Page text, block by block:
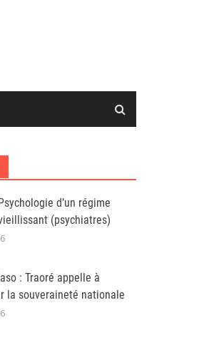
d’un régime
(psychiatres)
: Traoré appelle à
la souveraineté nationale